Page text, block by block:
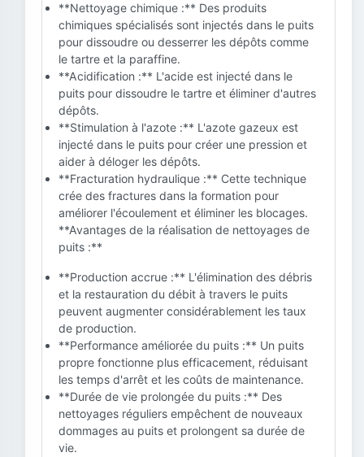
**Nettoyage chimique :** Des produits
chimiques spécialisés sont injectés dans le puits
pour dissoudre ou desserrer les dépôts comme
le tartre et la paraffine.
**Acidification :** L'acide est injecté dans le
puits pour dissoudre le tartre et éliminer d'autres
dépôts.
**Stimulation à l'azote :** L'azote gazeux est
injecté dans le puits pour créer une pression et
aider à déloger les dépôts.
**Fracturation hydraulique :** Cette technique
crée des fractures dans la formation pour
améliorer l'écoulement et éliminer les blocages.
**Avantages de la réalisation de nettoyages de
puits :**
**Production accrue :** L'élimination des débris
et la restauration du débit à travers le puits
peuvent augmenter considérablement les taux
de production.
**Performance améliorée du puits :** Un puits
propre fonctionne plus efficacement, réduisant
les temps d'arrêt et les coûts de maintenance.
**Durée de vie prolongée du puits :** Des
nettoyages réguliers empêchent de nouveaux
dommages au puits et prolongent sa durée de
vie.